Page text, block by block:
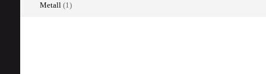
Metall (1)